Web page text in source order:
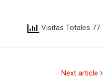
Visitas Totales 77
Next article